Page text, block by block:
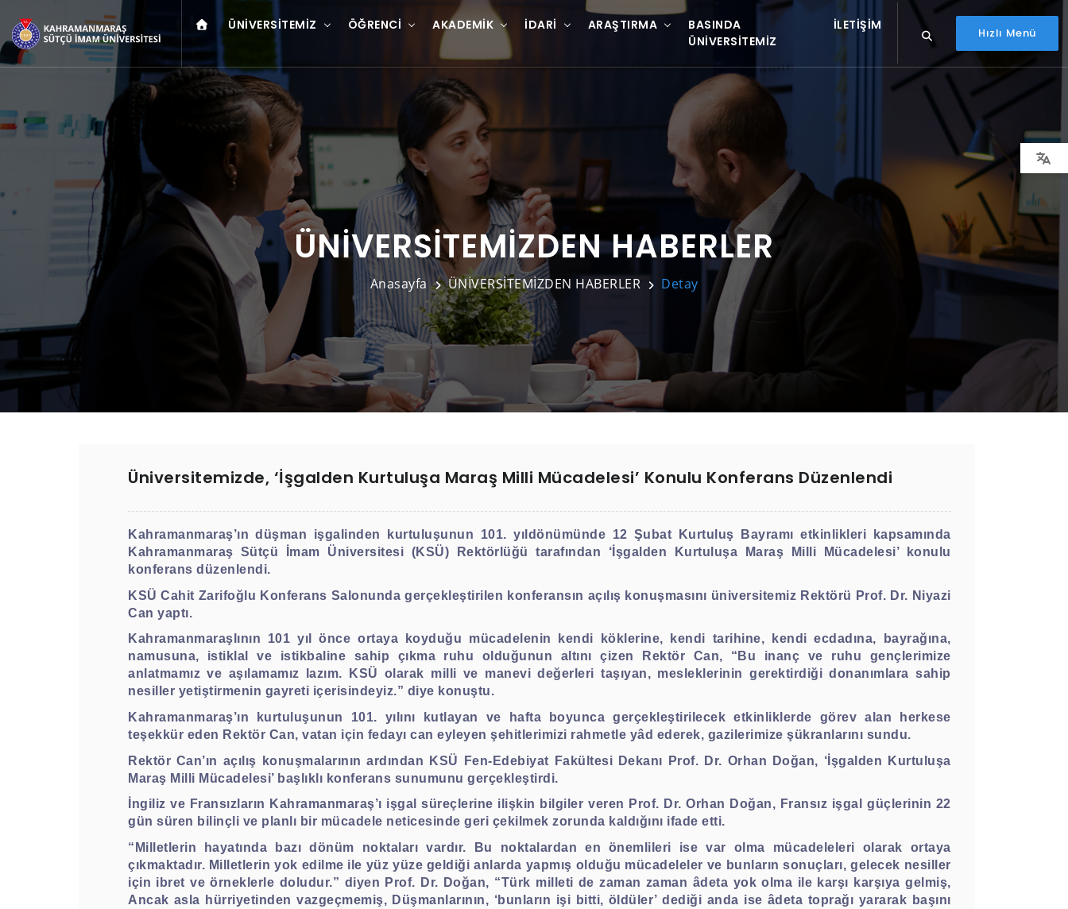
ÜNIVERSITEMIZ ÖĞRENCI AKADEMIK İDARI ARAŞTIRMA
BASINDA
ÜNIVERSITEMIZ
İLETIŞIM
Hızlı Menü
ÜNİVERSİTEMİZDEN HABERLER
Anasayfa ÜNİVERSİTEMİZDEN HABERLER Detay
Üniversitemizde, ‘İşgalden Kurtuluşa Maraş Milli Mücadelesi’ Konulu Konferans Düzenlendi
Kahramanmaraş’ın düşman işgalinden kurtuluşunun 101. yıldönümünde 12 Şubat Kurtuluş Bayramı etkinlikleri kapsamında
Kahramanmaraş Sütçü İmam Üniversitesi (KSÜ) Rektörlüğü tarafından ‘İşgalden Kurtuluşa Maraş Milli Mücadelesi’ konulu
konferans düzenlendi.
KSÜ Cahit Zarifoğlu Konferans Salonunda gerçekleştirilen konferansın açılış konuşmasını üniversitemiz Rektörü Prof. Dr. Niyazi
Can yaptı.
Kahramanmaraşlının 101 yıl önce ortaya koyduğu mücadelenin kendi köklerine, kendi tarihine, kendi ecdadına, bayrağına,
namusuna, istiklal ve istikbaline sahip çıkma ruhu olduğunun altını çizen Rektör Can, “Bu inanç ve ruhu gençlerimize
anlatmamız ve aşılamamız lazım. KSÜ olarak milli ve manevi değerleri taşıyan, mesleklerinin gerektirdiği donanımlara sahip
nesiller yetiştirmenin gayreti içerisindeyiz.” diye konuştu.
Kahramanmaraş’ın kurtuluşunun 101. yılını kutlayan ve hafta boyunca gerçekleştirilecek etkinliklerde görev alan herkese
teşekkür eden Rektör Can, vatan için fedayı can eyleyen şehitlerimizi rahmetle yâd ederek, gazilerimize şükranlarını sundu.
Rektör Can’ın açılış konuşmalarının ardından KSÜ Fen-Edebiyat Fakültesi Dekanı Prof. Dr. Orhan Doğan, ‘İşgalden Kurtuluşa
Maraş Milli Mücadelesi’ başlıklı konferans sunumunu gerçekleştirdi.
İngiliz ve Fransızların Kahramanmaraş’ı işgal süreçlerine ilişkin bilgiler veren Prof. Dr. Orhan Doğan, Fransız işgal güçlerinin 22
gün süren bilinçli ve planlı bir mücadele neticesinde geri çekilmek zorunda kaldığını ifade etti.
“Milletlerin hayatında bazı dönüm noktaları vardır. Bu noktalardan en önemlileri ise var olma mücadeleleri olarak ortaya
çıkmaktadır. Milletlerin yok edilme ile yüz yüze geldiği anlarda yapmış olduğu mücadeleler ve bunların sonuçları, gelecek nesiller
için ibret ve örneklerle doludur.” diyen Prof. Dr. Doğan, “Türk milleti de zaman zaman âdeta yok olma ile karşı karşıya gelmiş,
Ancak asla hürriyetinden vazgeçmemiş, Düşmanlarının, ‘bunların işi bitti, öldüler’ dediği anda ise âdeta toprağı yararak başını